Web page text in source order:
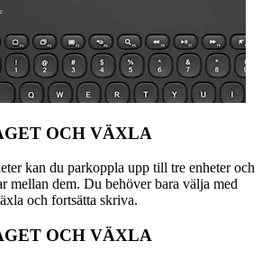
OCH VÄXLA
kan du parkoppla upp till tre enheter och
mellan dem. Du behöver bara välja med
och fortsätta skriva.
OCH VÄXLA